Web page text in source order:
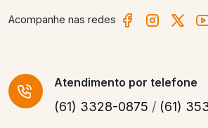
Acompanhe nas redes
Atendimento por telefone
(61) 3328-0875 / (61)